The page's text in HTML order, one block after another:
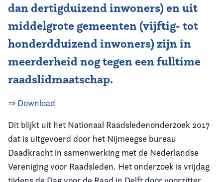
dan dertigduizend inwoners) en uit
middelgrote gemeenten (vijftig- tot
honderdduizend inwoners) zijn in
meerderheid nog tegen een fulltime
raadslidmaatschap.
⇒ Download
Dit blijkt uit het Nationaal Raadsledenonderzoek 2017
dat is uitgevoerd door het Nijmeegse bureau
Daadkracht in samenwerking met de Nederlandse
Vereniging voor Raadsleden. Het onderzoek is vrijdag